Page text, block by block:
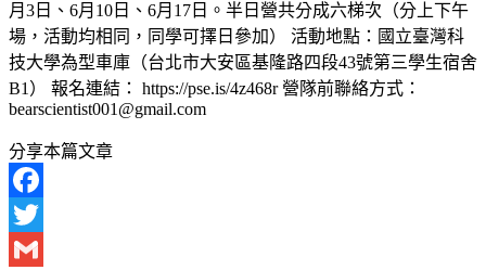
月3日、6月10日、6月17日。半日營共分成六梯次（分上下午
場，活動均相同，同學可擇日參加） 活動地點：國立臺灣科
技大學為型車庫（台北市大安區基隆路四段43號第三學生宿舍
B1） 報名連結： https://pse.is/4z468r 營隊前聯絡方式：
bearscientist001@gmail.com
分享本篇文章
Facebook
Twitter